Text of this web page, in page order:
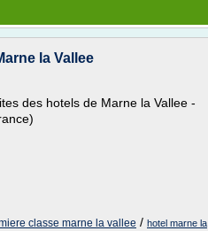
la Vallee
des hotels de Marne la Vallee -
classe marne la vallee / hotel marne la